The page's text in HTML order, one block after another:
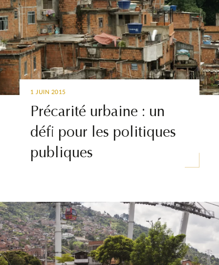
1 JUIN 2015
Précarité urbaine : un
défi pour les politiques
publiques